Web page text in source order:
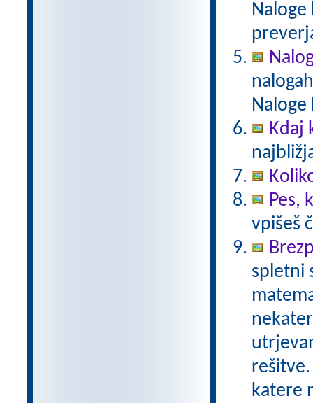
Kdaj
Pes,
vpišeš
spletni
katere